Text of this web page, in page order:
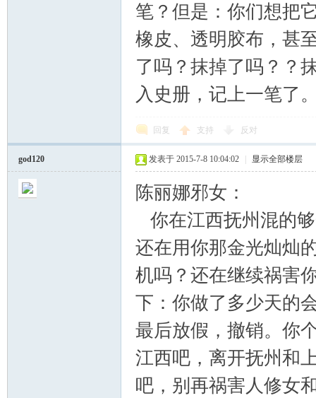
笔？但是：你们想把
橡皮、透明胶布，甚
了吗？抹掉了吗？？
入史册，记上一笔了
回复 支持 反对
god120 发表于 2015-7-8 10:04:02 显示全部楼层
陈丽娜邪女：
你在江西抚州混的
还在用你那金光灿灿
机吗？还在继续祸害
下：你做了多少天的
最后放假，撤销。你
江西吧，离开抚州和
吧，别再祸害人修女